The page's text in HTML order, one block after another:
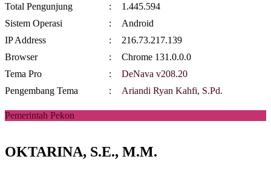
Total Pengunjung
:
1.445.594
Sistem Operasi
:
Android
IP Address
:
216.73.217.139
Browser
:
Chrome 131.0.0.0
Tema Pro
:
DeNava v208.20
Pengembang Tema
: Ariandi Ryan Kahfi, S.Pd.
Pemerintah Pekon
OKTARINA, S.E., M.M.